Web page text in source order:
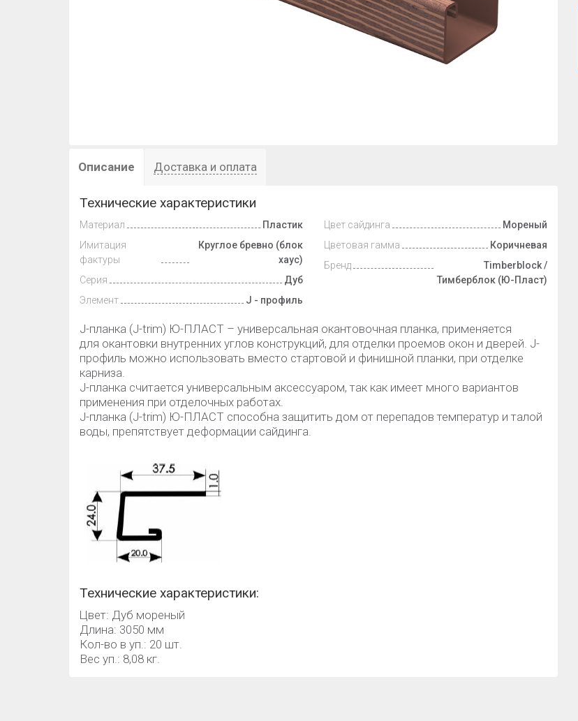
Описание Доставка и оплата
Технические характеристики
Материал
Пластик
Имитация
фактуры
Круглое бревно (блок
хаус)
Серия
Дуб
Элемент
J - профиль
Цвет сайдинга
Мореный
Цветовая гамма
Коричневая
Бренд
Timberblock /
Тимберблок (Ю-Пласт)
J-планка (J-trim) Ю-ПЛАСТ – универсальная окантовочная планка, применяется
для окантовки внутренних углов конструкций, для отделки проемов окон и дверей. J-
профиль можно использовать вместо стартовой и финишной планки, при отделке
карниза.
J-планка считается универсальным аксессуаром, так как имеет много вариантов
применения при отделочных работах.
J-планка (J-trim) Ю-ПЛАСТ способна защитить дом от перепадов температур и талой
воды, препятствует деформации сайдинга.
Технические характеристики:
Цвет: Дуб мореный
Длина: 3050 мм
Кол-во в уп.: 20 шт.
Вес уп.: 8,08 кг.